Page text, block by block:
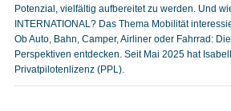
Potenzial, vielfältig aufbereitet zu werden. Und
INTERNATIONAL? Das Thema Mobilität
Ob Auto, Bahn, Camper, Airliner oder Fahrrad:
Perspektiven entdecken. Seit Mai 2025 hat
Privatpilotenlizenz (PPL).